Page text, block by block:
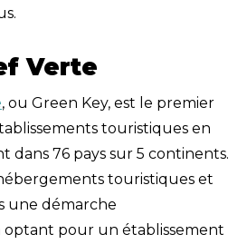
Verte
, ou Green Key, est le premier
touristiques en
dans 76 pays sur 5 continents.
touristiques et
une démarche
optant pour un établissement